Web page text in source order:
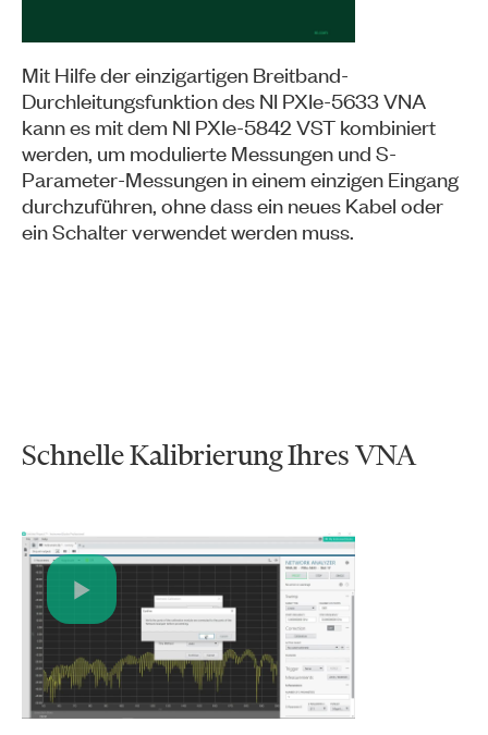
Mit Hilfe der einzigartigen Breitband-
Durchleitungsfunktion des NI PXIe-5633 VNA
kann es mit dem NI PXIe-5842 VST kombiniert
werden, um modulierte Messungen und S-
Parameter-Messungen in einem einzigen Eingang
durchzuführen, ohne dass ein neues Kabel oder
ein Schalter verwendet werden muss.
Schnelle Kalibrierung Ihres VNA
Video